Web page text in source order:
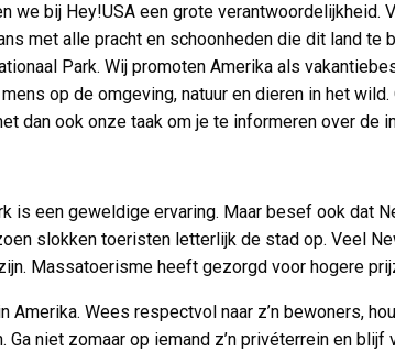
we bij Hey!USA een grote
met alle pracht en schoonheden die dit land
Park. Wij promoten Amerika als
op de omgeving, natuur en dieren in het
dan ook onze taak om je te informeren over de
is een geweldige ervaring. Maar besef ook dat
slokken toeristen letterlijk de stad op. Veel
Massatoerisme heeft gezorgd voor hogere
Amerika. Wees respectvol naar z’n bewoners,
niet zomaar op iemand z’n privéterrein en blijf